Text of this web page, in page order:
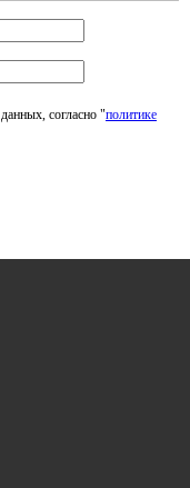
согласно "политике